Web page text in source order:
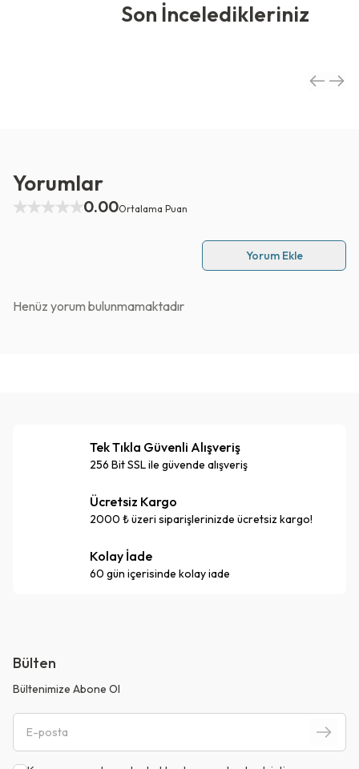
Son İnceledikleriniz
Yorumlar
0.00Ortalama Puan
Yorum Ekle
Henüz yorum bulunmamaktadır
Tek Tıkla Güvenli Alışveriş
256 Bit SSL ile güvende alışveriş
Ücretsiz Kargo
2000 ₺ üzeri siparişlerinizde ücretsiz kargo!
Kolay İade
60 gün içerisinde kolay iade
Bülten
Bültenimize Abone Ol